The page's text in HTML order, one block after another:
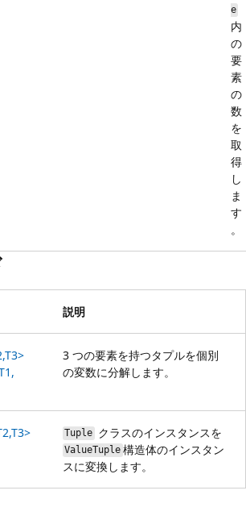
e
内
の
要
素
の
数
を
取
得
し
ま
す
。
説明
3 つの要素を持つタプルを個別
の変数に分解します。
Tupleクラスのインスタンスを
ValueTuple 構造体のインスタン
スに変換します。